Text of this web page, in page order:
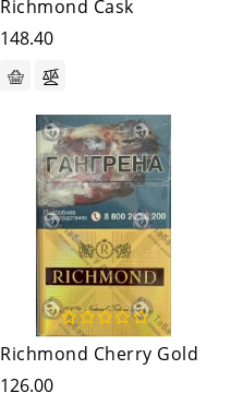
Richmond Cask
148.40
Richmond Cherry Gold
126.00